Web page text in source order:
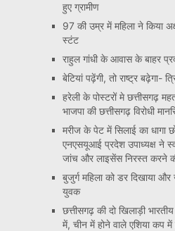
हुए ग्रामीण
97 की उम्र में महिला ने किया
स्टंट
राहुल गांधी के आवास के बाहर
बेटियां पढ़ेंगी, तो राष्ट्र बढ़ेगा-
हरेली के पोस्टरों मे छत्तीसगढ़
भाजपा की छत्तीसगढ़ विरोधी
मरीज के पेट में सिलाई का धागा
एनएसयूआई प्रदेश उपाध्यक्ष ने
जांच और लाइसेंस निरस्त करने
बुजुर्ग महिला को डर दिखाया
युवक
छत्तीसगढ़ की दो खिलाड़ी
में, चीन में होने वाले एशिया कप में